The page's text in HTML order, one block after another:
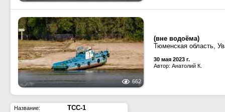
662
(вне водоёма)
Тюменская область,
30 мая 2023 г.
Автор: Анатолий К.
Название:
ТСС-1